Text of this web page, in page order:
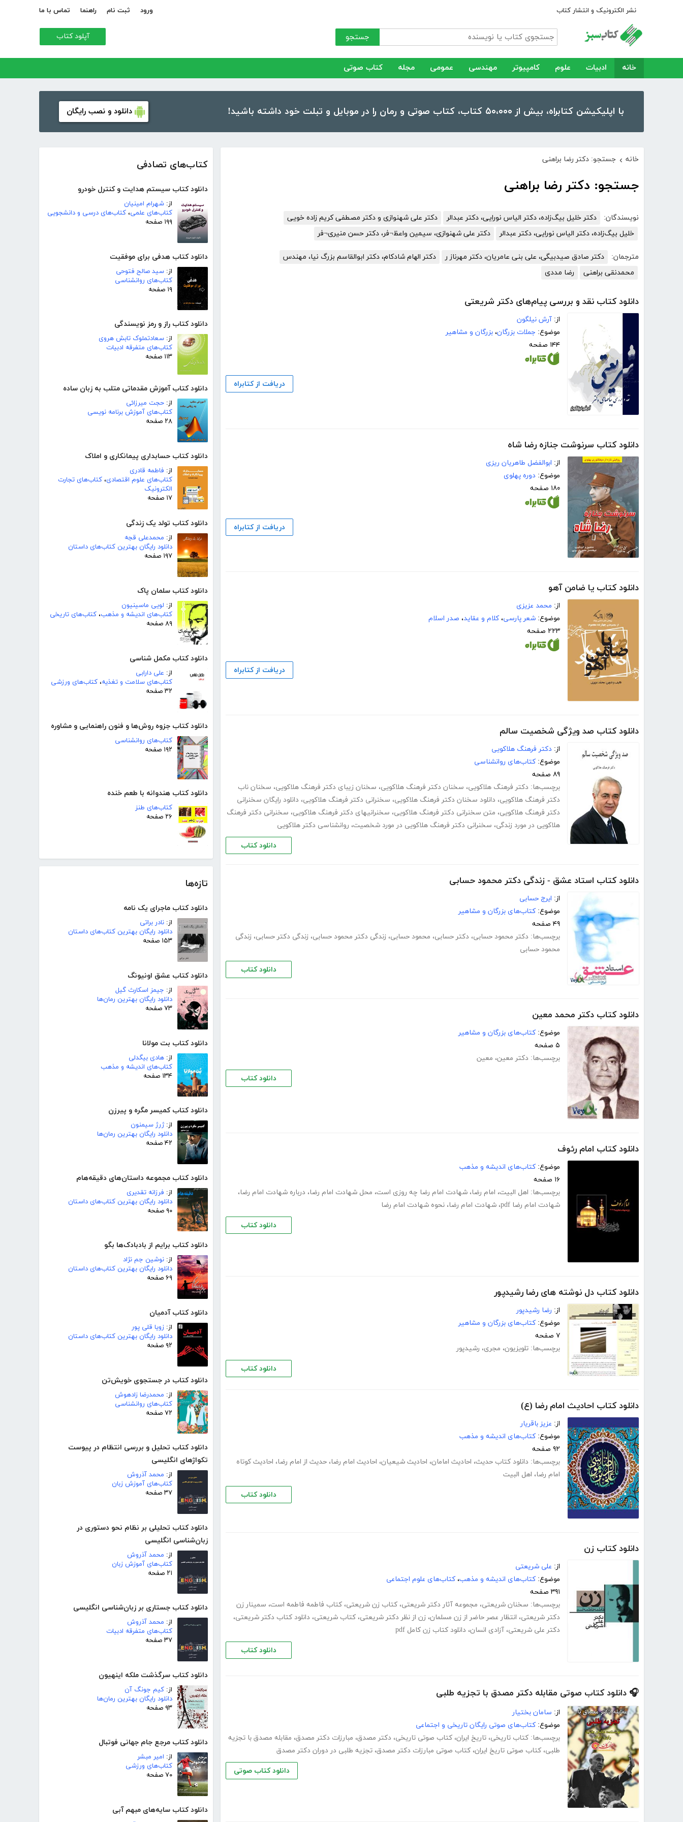
نشر الکترونیک و انتشار کتاب ورود ثبت نام راهنما تماس با ما
جستجو آپلود کتاب
خانه ادبیات علوم کامپیوتر مهندسی عمومی مجله کتاب صوتی
با اپلیکیشن کتابراه، بیش از ۵۰،۰۰۰ کتاب، کتاب صوتی و رمان را در موبایل و تبلت خود داشته باشید! دانلود و نصب رایگان
کتاب‌های تصادفی
دانلود کتاب سیستم هدایت و کنترل خودرو
از: شهرام امینیان
کتاب‌های علمی، کتاب‌های درسی و دانشجویی
۱۹۹ صفحه
دانلود کتاب هدفی برای موفقیت
از: سید صالح فتوحی
کتاب‌های روانشناسی
۱۹ صفحه
دانلود کتاب راز و رمز نویسندگی
از: سعادتملوک تابش هروی
کتاب‌های متفرقه ادبیات
۱۱۳ صفحه
دانلود کتاب آموزش مقدماتی متلب به زبان ساده
از: حجت میرزائی
کتاب‌های آموزش برنامه نویسی
۲۸ صفحه
دانلود کتاب حسابداری پیمانکاری و املاک
از: فاطمه قادری
کتاب‌های علوم اقتصادی، کتاب‌های تجارت
الکترونیک
۱۷ صفحه
دانلود کتاب تولد یک زندگی
از: محمدعلی قجه
دانلود رایگان بهترین کتاب‌های داستان
۱۹۷ صفحه
دانلود کتاب سلمان پاک
از: لویی ماسینیون
کتاب‌های اندیشه و مذهب، کتاب‌های تاریخی
۸۹ صفحه
دانلود کتاب مکمل شناسی
از: علی دارابی
کتاب‌های سلامت و تغذیه، کتاب‌های ورزشی
۳۲ صفحه
دانلود کتاب جزوه روش‌ها و فنون راهنمایی و مشاوره
کتاب‌های روانشناسی
۱۹۲ صفحه
دانلود کتاب هندوانه با طعم خنده
کتاب‌های طنز
۲۶ صفحه
تازه‌ها
دانلود کتاب ماجرای یک نامه
از: نادر براتی
دانلود رایگان بهترین کتاب‌های داستان
۱۵۳ صفحه
دانلود کتاب عشق اونیونگ
از: جیمز اسکارث گیل
دانلود رایگان بهترین رمان‌ها
۷۳ صفحه
دانلود کتاب بت مولانا
از: هادی بیگدلی
کتاب‌های اندیشه و مذهب
۱۳۴ صفحه
دانلود کتاب کمیسر مگره و پیرزن
از:ژرژ سیمنون
دانلود رایگان بهترین رمان‌ها
۴۲ صفحه
دانلود کتاب مجموعه داستان‌های دقیقه‌هام
از: فرزانه تقدیری
دانلود رایگان بهترین کتاب‌های داستان
۹۰ صفحه
دانلود کتاب برایم از بادبادک‌ها بگو
از: نوشین جم نژاد
دانلود رایگان بهترین کتاب‌های داستان
۶۹ صفحه
دانلود کتاب آدمیان
از: زویا قلی پور
دانلود رایگان بهترین کتاب‌های داستان
۹۲ صفحه
دانلود کتاب در جستجوی خویش‌تن
از: محمدرضا زادهوش
کتاب‌های روانشناسی
۷۲ صفحه
دانلود کتاب تحلیل و بررسی انتظام در پیوست
تکواژهای انگلیسی
از: محمد آذروش
کتاب‌های آموزش زبان
۳۷ صفحه
دانلود کتاب تحلیلی بر نظام نحو دستوری در
زبان‌شناسی انگلیسی
از: محمد آذروش
کتاب‌های آموزش زبان
۲۱ صفحه
دانلود کتاب جستاری بر زبان‌شناسی انگلیسی
از: محمد آذروش
کتاب‌های متفرقه ادبیات
۳۷ صفحه
دانلود کتاب سرگذشت ملکه اینهیون
از: کیم جونگ آن
دانلود رایگان بهترین رمان‌ها
۹۳ صفحه
دانلود کتاب مرجع جام جهانی فوتبال
از: امیر مبشر
کتاب‌های ورزشی
۷۰ صفحه
دانلود کتاب سایه‌های مبهم آبی
خانه › جستجو: دکتر رضا براهنی
جستجو: دکتر رضا براهنی
نویسندگان: دکتر خلیل بیگ‌زاده، دکتر الیاس نورایی، دکتر عبدالر
دکتر علی شهنوازی و دکتر مصطفی کریم زاده خویی
خلیل بیگ‌زاده، دکتر الیاس نورایی، دکتر عبدالر
دکتر علی شهنوازی، سیمین واعظ¬فر، دکتر حسن منیری¬فر
مترجمان: دکتر صادق صیدبیگی، علی بنی عامریان، دکتر مهرناز ر
دکتر الهام شادکام، دکتر ابوالقاسم بزرگ نیا، مهندس
محمدنقی براهنی
رضا مددی
دانلود کتاب نقد و بررسی پیام‌های دکتر شریعتی
از: آرش نیلگون
موضوع: جملات بزرگان، بزرگان و مشاهیر
۱۴۴ صفحه
دریافت از کتابراه
دانلود کتاب سرنوشت جنازه رضا شاه
از: ابوالفضل طاهریان ریزی
موضوع: دوره پهلوی
۱۸۰ صفحه
دریافت از کتابراه
دانلود کتاب یا ضامن آهو
از: محمد عزیزی
موضوع: شعر پارسی، کلام و عقاید، صدر اسلام
۲۲۳ صفحه
دریافت از کتابراه
دانلود کتاب صد ویژگی شخصیت سالم
از: دکتر فرهنگ هلاکویی
موضوع: کتاب‌های روانشناسی
۸۹ صفحه
برچسب‌ها: دکتر فرهنگ هلاکویی، سخنان دکتر فرهنگ هلاکویی، سخنان زیبای دکتر فرهنگ هلاکویی، سخنان ناب
دکتر فرهنگ هلاکویی، دانلود سخنان دکتر فرهنگ هلاکویی، سخنرانی دکتر فرهنگ هلاکویی، دانلود رایگان سخنرانی
دکتر فرهنگ هلاکویی، متن سخنرانی دکتر فرهنگ هلاکویی، سخنرانیهای دکتر فرهنگ هلاکویی، سخنرانی دکتر فرهنگ
هلاکویی در مورد زندگی، سخنرانی دکتر فرهنگ هلاکویی در مورد شخصیت، روانشناسی دکتر هلاکویی
دانلود کتاب
دانلود کتاب استاد عشق - زندگی دکتر محمود حسابی
از: ایرج حسابی
موضوع: کتاب‌های بزرگان و مشاهیر
۴۹ صفحه
برچسب‌ها: دکتر محمود حسابی، دکتر حسابی، محمود حسابی، زندگی دکتر محمود حسابی، زندگی دکتر حسابی، زندگی
محمود حسابی
دانلود کتاب
دانلود کتاب دکتر محمد معین
موضوع: کتاب‌های بزرگان و مشاهیر
۵ صفحه
برچسب‌ها: دکتر معین، معین
دانلود کتاب
دانلود کتاب امام رئوف
موضوع: کتاب‌های اندیشه و مذهب
۱۶ صفحه
برچسب‌ها: اهل البیت، امام رضا، شهادت امام رضا چه روزی است، محل شهادت امام رضا، درباره شهادت امام رضا،
شهادت امام رضا pdf
، شهادت امام رضا، نحوه شهادت امام رضا
دانلود کتاب
دانلود کتاب دل نوشته های رضا رشیدپور
از: رضا رشیدپور
موضوع: کتاب‌های بزرگان و مشاهیر
۷ صفحه
برچسب‌ها: تلویزیون، مجری، رشیدپور
دانلود کتاب
دانلود کتاب احادیث امام رضا (ع)
از: عزیز باقریار
موضوع: کتاب‌های اندیشه و مذهب
۹۲ صفحه
برچسب‌ها: دانلود کتاب حدیث، احادیث امامان، احادیث شیعیان، احادیث امام رضا، حدیث از امام رضا، احادیث کوتاه
امام رضا، اهل البیت
دانلود کتاب
دانلود کتاب زن
از: علی شریعتی
موضوع: کتاب‌های اندیشه و مذهب، کتاب‌های علوم اجتماعی
۳۹۱ صفحه
برچسب‌ها: سخنان شریعتی، مجموعه آثار دکتر شریعتی، کتاب زن شریعتی، کتاب فاطمه فاطمه است، سمینار زن
دکتر شریعتی، انتظار عصر حاضر از زن مسلمان، زن از نظر دکتر شریعتی، کتاب شریعتی، دانلود کتاب دکتر شریعتی،
دکتر علی شریعتی، آزادی انسان، دانلود کتاب زن کامل pdf
دانلود کتاب
🎧 دانلود کتاب صوتی مقابله دکتر مصدق با تجزیه طلبی
از: سامان بختیار
موضوع: کتاب‌های صوتی رایگان تاریخی و اجتماعی
برچسب‌ها: کتاب تاریخی، تاریخ ایران، کتاب صوتی تاریخی، دکتر مصدق، مبارزات دکتر مصدق، مقابله مصدق با تجزیه
طلبی، کتاب صوتی تاریخ ایران، کتاب صوتی مبارزات دکتر مصدق، تجزیه طلبی در دوران دکتر مصدق
دانلود کتاب صوتی